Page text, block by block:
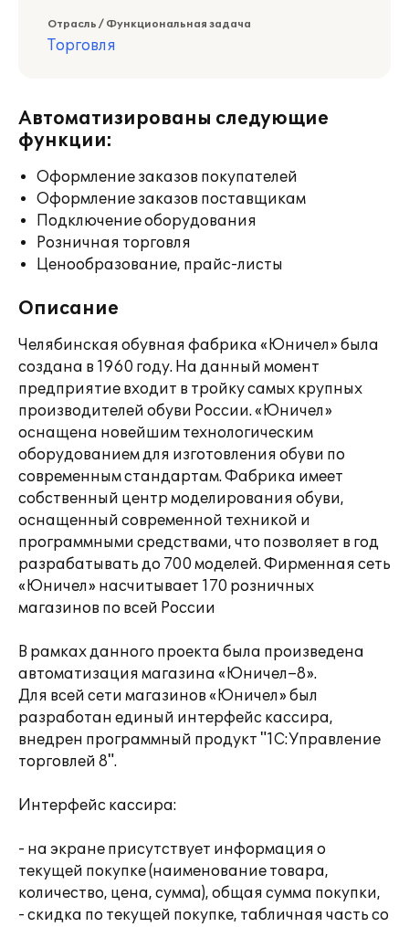
Отрасль / Функциональная задача
Торговля
Автоматизированы следующие
функции:
Оформление заказов покупателей
Оформление заказов поставщикам
Подключение оборудования
Розничная торговля
Ценообразование, прайс-листы
Описание
Челябинская обувная фабрика «Юничел» была
создана в 1960 году. На данный момент
предприятие входит в тройку самых крупных
производителей обуви России. «Юничел»
оснащена новейшим технологическим
оборудованием для изготовления обуви по
современным стандартам. Фабрика имеет
собственный центр моделирования обуви,
оснащенный современной техникой и
программными средствами, что позволяет в год
разрабатывать до 700 моделей. Фирменная сеть
«Юничел» насчитывает 170 розничных
магазинов по всей России
В рамках данного проекта была произведена
автоматизация магазина «Юничел–8».
Для всей сети магазинов «Юничел» был
разработан единый интерфейс кассира,
внедрен программный продукт "1С:Управление
торговлей 8".
Интерфейс кассира:
- на экране присутствует информация о
текущей покупке (наименование товара,
количество, цена, сумма), общая сумма покупки,
- скидка по текущей покупке, табличная часть со